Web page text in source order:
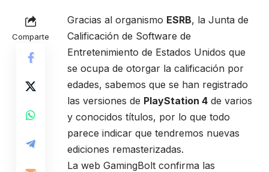
Comparte
Gracias al organismo ESRB, la Junta de
Calificación de Software de
Entretenimiento de Estados Unidos que
se ocupa de otorgar la calificación por
edades, sabemos que se han registrado
las versiones de PlayStation 4 de varios
y conocidos títulos, por lo que todo
parece indicar que tendremos nuevas
ediciones remasterizadas.
La web GamingBolt confirma las